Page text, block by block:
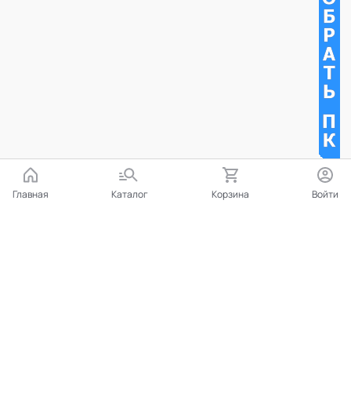
Главная Каталог Корзина Войти